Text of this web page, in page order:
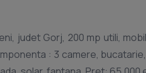
judet Gorj, 200 mp utili,
: 3 camere,